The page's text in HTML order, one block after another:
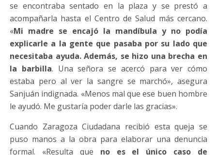
se encontraba sentado en la plaza y se prestó a
acompañarla hasta el Centro de Salud más cercano.
«Mi madre se encajó la mandíbula y no podía
explicarle a la gente que pasaba por su lado que
necesitaba ayuda. Además, se hizo una brecha en
la barbilla. Una señora se acercó para ver cómo
estaba pero al ver la sangre se marchó», asegura
Sanjuán indignada. «Menos mal que ese buen hombre
le ayudó. Me gustaría poder darle las gracias».
Cuando Zaragoza Ciudadana recibió esta queja se
puso manos a la obra para elaborar una denuncia
formal. «Resulta que no es el único caso de